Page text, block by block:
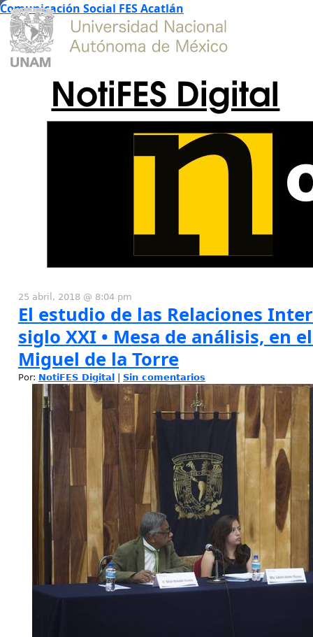
Comunicación Social FES Acatlán
NotiFES Digital
25 abril, 2018 @ 8:04 pm
El estudio de las Relaciones
siglo XXI • Mesa de análisis, en
Miguel de la Torre
Por: NotiFES Digital Sin comentarios